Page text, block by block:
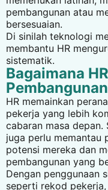
pembangunan atau
bersesuaian.
Di sinilah teknologi
membantu HR
sistematik.
Bagaimana
HR memainkan
pekerja yang lebih
cabaran masa depan.
juga perlu memantau
potensi mereka dan
pembangunan yang
Dengan penggunaan
seperti rekod